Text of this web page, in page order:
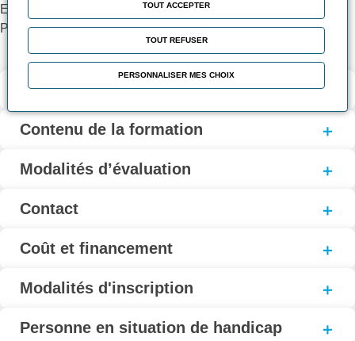
Etre munis d’un PC portable et d’une connexion internet.
Posséder un compte OpenAI pour l’utilisation de ChatGPT 3.5
Validation et certification
Contenu de la formation
Modalités d’évaluation
Contact
Coût et financement
Modalités d'inscription
Personne en situation de handicap
TOUT ACCEPTER
TOUT REFUSER
PERSONNALISER MES CHOIX